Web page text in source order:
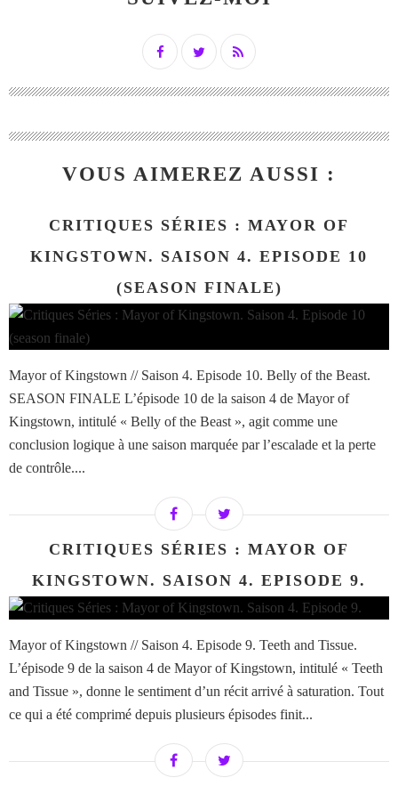
VOUS AIMEREZ AUSSI :
CRITIQUES SÉRIES : MAYOR OF
KINGSTOWN. SAISON 4. EPISODE 10
(SEASON FINALE)
Mayor of Kingstown // Saison 4. Episode 10. Belly of the Beast.
SEASON FINALE L’épisode 10 de la saison 4 de Mayor of
Kingstown, intitulé « Belly of the Beast », agit comme une
conclusion logique à une saison marquée par l’escalade et la perte
de contrôle....
CRITIQUES SÉRIES : MAYOR OF
KINGSTOWN. SAISON 4. EPISODE 9.
Mayor of Kingstown // Saison 4. Episode 9. Teeth and Tissue.
L’épisode 9 de la saison 4 de Mayor of Kingstown, intitulé « Teeth
and Tissue », donne le sentiment d’un récit arrivé à saturation. Tout
ce qui a été comprimé depuis plusieurs épisodes finit...